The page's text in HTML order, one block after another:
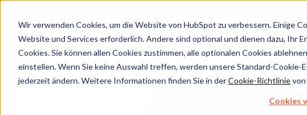
Wir verwenden Cookies, um die Website von HubSpot zu verbessern. Einige
Website und Services erforderlich. Andere sind optional und dienen dazu, Ihr
Cookies. Sie können allen Cookies zustimmen, alle optionalen Cookies
einstellen. Wenn Sie keine Auswahl treffen, werden unsere Standard-
jederzeit ändern. Weitere Informationen finden Sie in derCookie-Richtlinievon
Cookies
Daten